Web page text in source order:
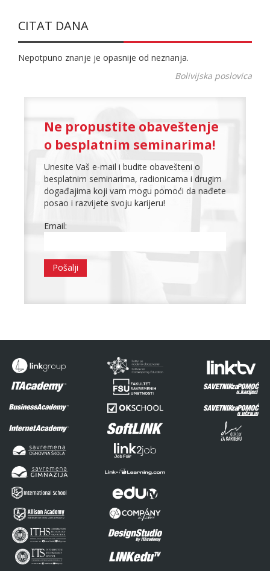
CITAT DANA
Nepotpuno znanje je opasnije od neznanja.
Bolivijska poslovica
Ne propustite obaveštenje
o besplatnim seminarima!
Unesite Vaš e-mail i budite obavešteni o
besplatnim seminarima, radionicama i drugim
događajima koji vam mogu pomoći da nađete
posao i razvijete svoju karijeru!
Email: